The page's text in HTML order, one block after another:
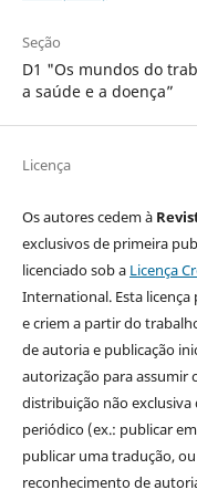
Seção
D1 "Os mundos do
a saúde e a doença”
Licença
Os autores cedem à
exclusivos de primeira
licenciado sob a Licença
International. Esta licença
e criem a partir do
de autoria e publicação
autorização para assumir
distribuição não
periódico (ex.: publicar
publicar uma tradução,
reconhecimento de